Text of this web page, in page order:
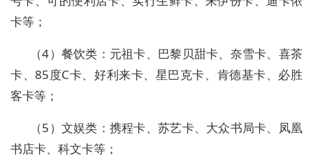
卡等；
（4）餐饮类：元祖卡、巴黎贝甜卡、奈雪卡、喜茶
卡、85度C卡、好利来卡、星巴克卡、肯德基卡、必胜
客卡等；
（5）文娱类：携程卡、苏艺卡、大众书局卡、凤凰
书店卡、科文卡等；